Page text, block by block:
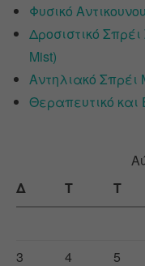
Φυσικό
Δροσιστικό
Mist)
Αντηλιακό
Θεραπευτικό και
Δ
Τ Τ
3
4 5